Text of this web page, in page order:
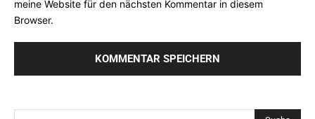
meine Website für den nächsten Kommentar in diesem
Browser.